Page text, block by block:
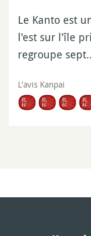
Le Kanto est
l'est sur l'île
regroupe
L'avis Kanpai